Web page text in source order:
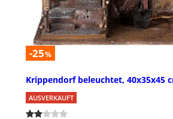
-25%
Krippendorf beleuchtet, 40x35x45
AUSVERKAUFT